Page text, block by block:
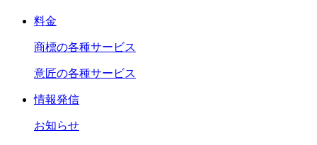
料金
商標の各種サービス
意匠の各種サービス
情報発信
お知らせ